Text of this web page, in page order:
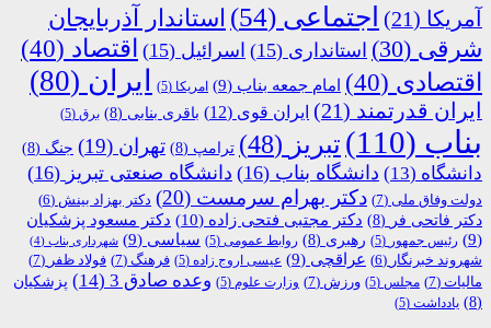
آمریکا (21) اجتماعی (54)
استاندار آذربایجان
شرقی (30) استانداری (15) اسرائیل (15) اقتصاد (40)
اقتصادی (40) امام جمعه بناب (9) امریکا (5) ایران (80)
ایران قدرتمند (21) ایران قوی (12) باقری بنابی (8) برق (5)
بناب (110) تبریز (48) ترامپ (8) تهران (19) جنگ (8)
دانشگاه (13) دانشگاه بناب (16) دانشگاه صنعتی تبریز (16)
دولت وفاق ملی (7) دکتر بهرام سرمست (20) دکتر بهزاد بینش (6)
دکتر فاتحی فر (8) دکتر مجتبی فتحی زاده (10)
دکتر مسعود پزشکیان
(9)
رئیس جمهور (5) رهبری (8) روابط عمومی (5) سیاسی (9) شهرداری بناب (4)
شهروند خبرنگار (6) عراقچی (9) عیسی اروج زاده (5) فرهنگ (7) فولاد ظفر (7)
مالیات (7) مجلس (5) ورزش (7) وزارت علوم (5) وعده صادق 3 (14)
پزشکیان
(8)
یادداشت (5)